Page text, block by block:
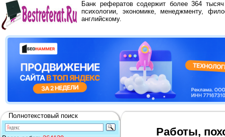
Банк рефератов содержит более 364
психологии, экономике, менеджменту,
английскому.
Полнотекстовый поиск
Работы,